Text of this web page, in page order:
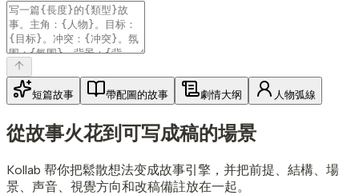
短篇故事 帶配圖的故事 劇情大纲 人物弧線
從故事火花到可写成稿的場景
Kollab 帮你把鬆散想法变成故事引擎，并把前提、結構、場
景、声音、視覺方向和改稿備註放在一起。